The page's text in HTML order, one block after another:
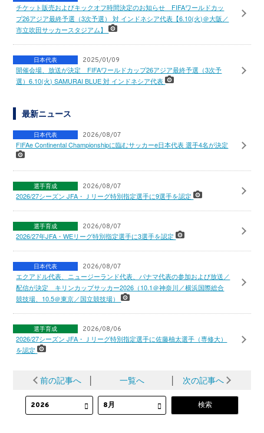
チケット販売およびキックオフ時間決定のお知らせ FIFAワールドカッ
プ26アジア最終予選（3次予選） 対 インドネシア代表【6.10(火)＠大阪／
市立吹田サッカースタジアム】
日本代表 2025/01/09
開催会場、放送が決定 FIFAワールドカップ26アジア最終予選（3次予
選）6.10(火) SAMURAI BLUE 対 インドネシア代表
最新ニュース
日本代表 2026/08/07
FIFAe Continental Championshipに臨むサッカーe日本代表 選手4名が決定
選手育成 2026/08/07
2026/27シーズン JFA・Ｊリーグ特別指定選手に9選手を認定
選手育成 2026/08/07
2026/27年JFA・WEリーグ特別指定選手に3選手を認定
日本代表 2026/08/07
エクアドル代表、ニュージーランド代表、パナマ代表の参加および放送／
配信が決定 キリンカップサッカー2026（10.1＠神奈川／横浜国際総合
競技場、10.5＠東京／国立競技場）
選手育成 2026/08/06
2026/27シーズン JFA・Ｊリーグ特別指定選手に佐藤柚太選手（専修大）
を認定
前の記事へ │ 一覧へ │ 次の記事へ